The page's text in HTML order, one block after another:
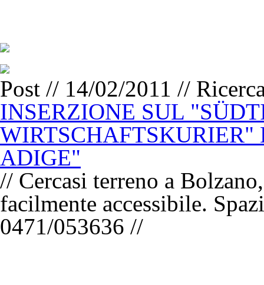
Post // 14/02/2011 //
INSERZIONE SUL
ADIGE"
// Cercasi terreno a
facilmente accessibile.
0471/053636 //